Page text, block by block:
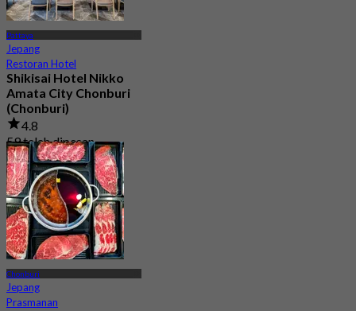
Pattaya
Jepang
Restoran Hotel
Shikisai Hotel Nikko
Amata City Chonburi
(Chonburi)
4.8
59 telah dipesan
Dari ฿ 729
Chonburi
Jepang
Prasmanan